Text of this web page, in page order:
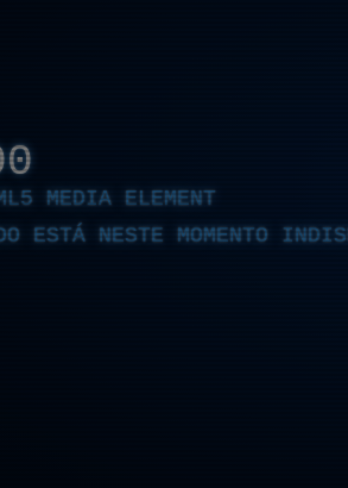
MEDIA ELEMENT
ESTÁ NESTE MOMENTO